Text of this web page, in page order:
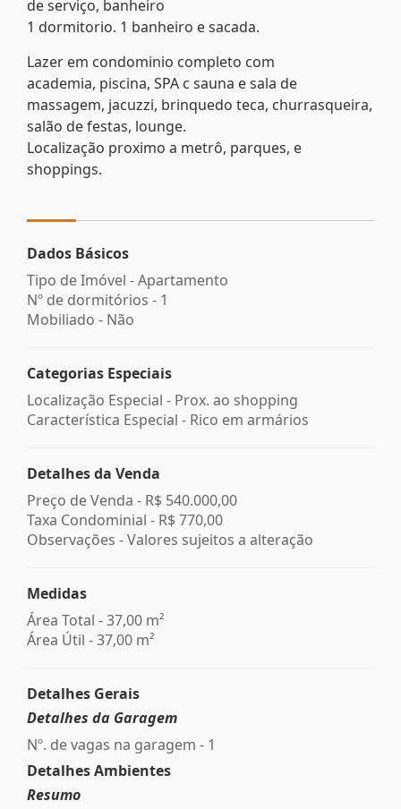
de serviço, banheiro
1 dormitorio. 1 banheiro e sacada.
Lazer em condominio completo com
academia, piscina, SPA c sauna e sala de
massagem, jacuzzi, brinquedo teca, churrasqueira,
salão de festas, lounge.
Localização proximo a metrô, parques, e
shoppings.
Dados Básicos
Tipo de Imóvel - Apartamento
Nº de dormitórios - 1
Mobiliado - Não
Categorias Especiais
Localização Especial - Prox. ao shopping
Característica Especial - Rico em armários
Detalhes da Venda
Preço de Venda - R$ 540.000,00
Taxa Condominial - R$ 770,00
Observações - Valores sujeitos a alteração
Medidas
Área Total - 37,00 m²
Área Útil - 37,00 m²
Detalhes Gerais
Detalhes da Garagem
Nº. de vagas na garagem - 1
Detalhes Ambientes
Resumo